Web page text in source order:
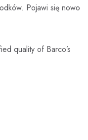
Pojawi się nowo
quality of Barco’s